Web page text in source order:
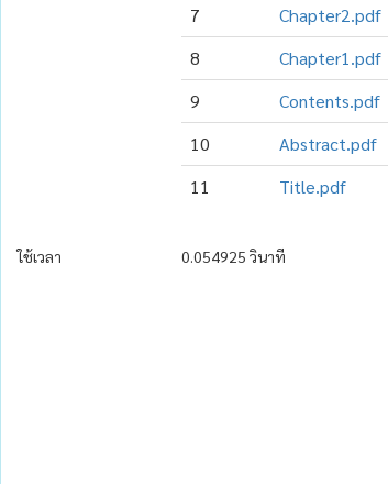
7
Chapter2.pdf
8
Chapter1.pdf
9
Contents.pdf
10
Abstract.pdf
11
Title.pdf
ใช้เวลา 0.054925 วินาที